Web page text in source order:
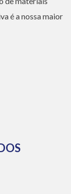
é a nossa maior